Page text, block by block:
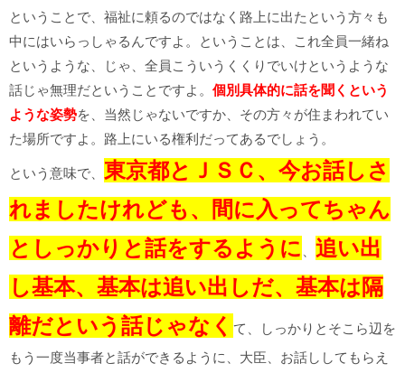
ということで、福祉に頼るのではなく路上に出たという方々も
中にはいらっしゃるんですよ。ということは、これ全員一緒ね
というような、じゃ、全員こういうくくりでいけというような
話じゃ無理だということですよ。 個別具体的に話を聞くという
ような姿勢を、当然じゃないですか、その方々が住まわれてい
た場所ですよ。路上にいる権利だってあるでしょう。
という意味で、 東京都とＪＳＣ、今お話しさ
れましたけれども、間に入ってちゃん
としっかりと話をするように
追い出
し基本、基本は追い出しだ、基本は隔
離だという話じゃなく て、しっかりとそこら辺を
もう一度当事者と話ができるように、大臣、お話ししてもらえ